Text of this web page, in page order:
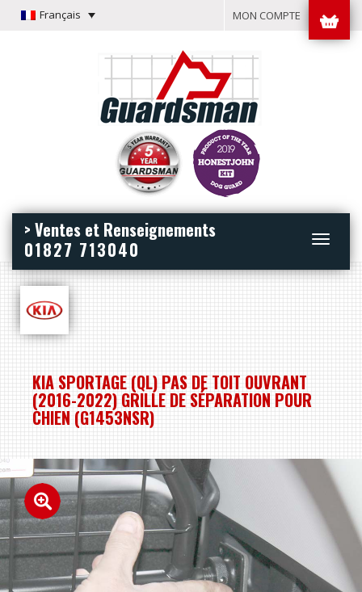
Français MON COMPTE
Toggle
> Ventes et Renseignements
01827 713040
KIA SPORTAGE (QL) PAS DE TOIT OUVRANT
(2016-2022) GRILLE DE SÉPARATION POUR
CHIEN (G1453NSR)